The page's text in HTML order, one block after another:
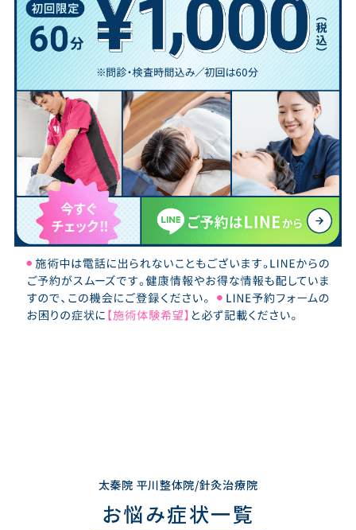
太秦院 平川整体院/針灸治療院
お悩み症状一覧